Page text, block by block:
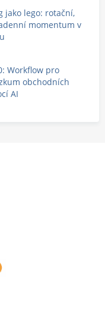
jako lego: rotační,
momentum v
Workflow pro
obchodních
AI